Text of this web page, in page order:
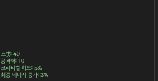
스탯: 40
공격력: 10
크리티컬 히트: 5%
최종 데미지 증가: 3%